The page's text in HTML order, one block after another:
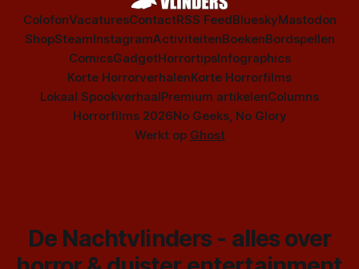
ColofonVacaturesContactRSS FeedBlueskyMastodon
ShopSteamInstagramActiviteitenBoekenBordspellen
ComicsGadgetHorrortipsInfographics
Korte HorrorverhalenKorte Horrorfilms
Lokaal SpookverhaalPremium artikelenColumns
Horrorfilms 2026No Geeks, No Glory
Werkt op Ghost
De Nachtvlinders - alles over